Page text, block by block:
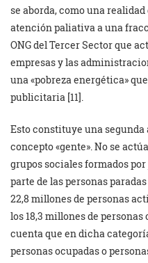
se aborda, como una
atención paliativa a una
ONG del Tercer Sector que
empresas y las
una «pobreza energética»
publicitaria [11].
Esto constituye una
concepto «gente». No se
grupos sociales formados por
parte de las personas
22,8 millones de personas
los 18,3 millones de
cuenta que en dicha
personas ocupadas o